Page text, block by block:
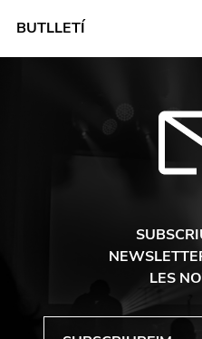
BUTLLETÍ
LES